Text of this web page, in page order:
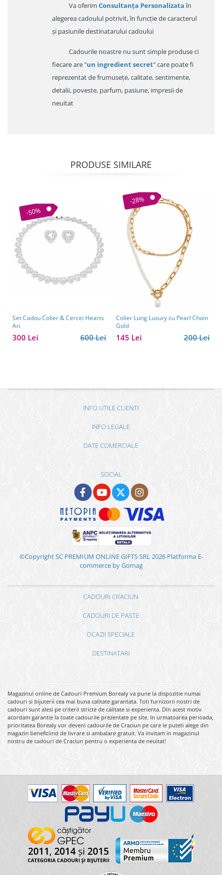
Va oferim Consultanța Personalizataîn
alegerea cadoulul potrivit, în funcție de caracterul
și pasiunile destinatarului cadoului
Cadourile noastre nu sunt simple produse ci
fiecare are "un ingredient secret" care poate fi
reprezentat de frumusețe, calitate, sentimente,
detalii, poveste, parfum, pasiune, impresii de
neuitat
PRODUSE SIMILARE
-50%
Set Cadou Colier & Cercei Hearts
Ari
600 Lei
300 Lei
-28%
Colier Lung Luxury cu Pearl Chain
Gold
200 Lei
145 Lei
INFO UTILE CLIENTI
INFO LEGALE
DATE COMERCIALE
SOCIAL
©Copyright SC PREMIUM ONLINE GIFTS SRL 2026 Platforma E-
commerce by Gomag
CADOURI CRACIUN
CADOURI DE PASTE
OCAZII SPECIALE
DESTINATARI
Magazinul online de Cadouri Premium Borealy va pune la dispozitie numai
cadouri si bijuterii cea mai buna calitate garantata. Toti furnizorii nostri de
cadouri sunt alesi pe criterii stricte de calitate si experienta. Din acest motiv
acordam garantie la toate cadourile prezentate pe site. In urmatoarea perioada,
prioritatea Borealy vor deveni cadourile de Craciun pe care le puteti alege din
magazin beneficiind de livrare si ambalare gratuit. Va invitam in magazinul
nostru de cadouri de Craciun pentru o experienta de neuitat!